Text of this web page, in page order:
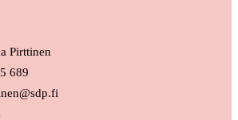
Pirttinen
689